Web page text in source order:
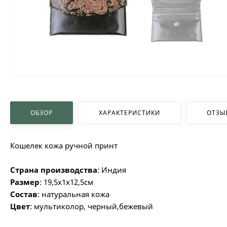
ОБЗОР ХАРАКТЕРИСТИКИ
Кошелек кожа ручной принт
Страна производства: Индия
Размер: 19,5х1х12,5см
Состав: натуральная кожа
Цвет: мультиколор, черный,бежевый